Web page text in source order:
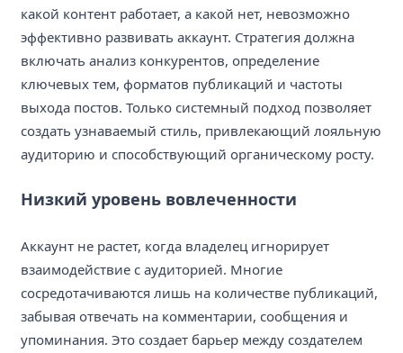
какой контент работает, а какой нет, невозможно
эффективно развивать аккаунт. Стратегия должна
включать анализ конкурентов, определение
ключевых тем, форматов публикаций и частоты
выхода постов. Только системный подход позволяет
создать узнаваемый стиль, привлекающий лояльную
аудиторию и способствующий органическому росту.
Низкий уровень вовлеченности
Аккаунт не растет, когда владелец игнорирует
взаимодействие с аудиторией. Многие
сосредотачиваются лишь на количестве публикаций,
забывая отвечать на комментарии, сообщения и
упоминания. Это создает барьер между создателем